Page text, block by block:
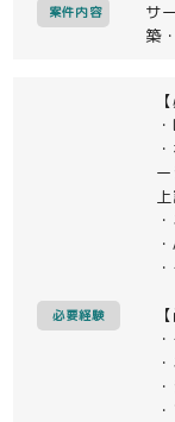
案件内容
サ
築
必要経験